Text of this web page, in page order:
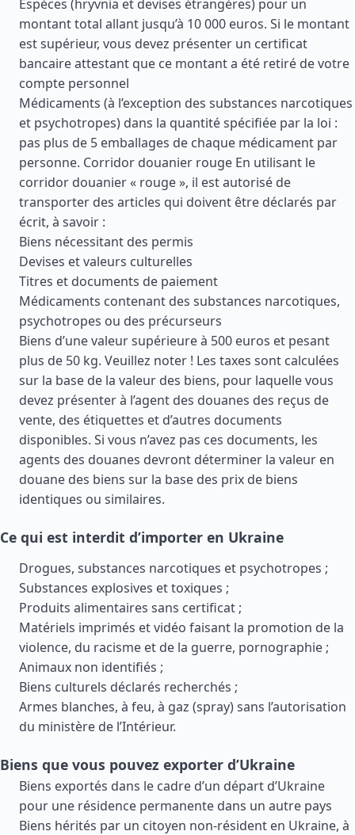
Espèces (hryvnia et devises étrangères) pour un
montant total allant jusqu’à 10 000 euros. Si le montant
est supérieur, vous devez présenter un certificat
bancaire attestant que ce montant a été retiré de votre
compte personnel
Médicaments (à l’exception des substances narcotiques
et psychotropes) dans la quantité spécifiée par la loi :
pas plus de 5 emballages de chaque médicament par
personne. Corridor douanier rouge En utilisant le
corridor douanier « rouge », il est autorisé de
transporter des articles qui doivent être déclarés par
écrit, à savoir :
Biens nécessitant des permis
Devises et valeurs culturelles
Titres et documents de paiement
Médicaments contenant des substances narcotiques,
psychotropes ou des précurseurs
Biens d’une valeur supérieure à 500 euros et pesant
plus de 50 kg. Veuillez noter ! Les taxes sont calculées
sur la base de la valeur des biens, pour laquelle vous
devez présenter à l’agent des douanes des reçus de
vente, des étiquettes et d’autres documents
disponibles. Si vous n’avez pas ces documents, les
agents des douanes devront déterminer la valeur en
douane des biens sur la base des prix de biens
identiques ou similaires.
Ce qui est interdit d’importer en Ukraine
Drogues, substances narcotiques et psychotropes ;
Substances explosives et toxiques ;
Produits alimentaires sans certificat ;
Matériels imprimés et vidéo faisant la promotion de la
violence, du racisme et de la guerre, pornographie ;
Animaux non identifiés ;
Biens culturels déclarés recherchés ;
Armes blanches, à feu, à gaz (spray) sans l’autorisation
du ministère de l’Intérieur.
Biens que vous pouvez exporter d’Ukraine
Biens exportés dans le cadre d’un départ d’Ukraine
pour une résidence permanente dans un autre pays
Biens hérités par un citoyen non-résident en Ukraine, à